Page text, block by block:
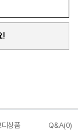
!
디상품 Q&A(0)